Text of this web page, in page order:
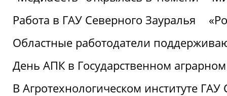
Работа в ГАУ Северного Зауралья
Областные работодатели
День АПК в Государственном
В Агротехнологическом институте